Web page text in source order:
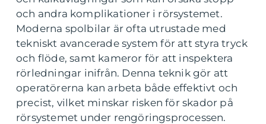
och andra komplikationer i rörsystemet.
Moderna spolbilar är ofta utrustade med
tekniskt avancerade system för att styra tryck
och flöde, samt kameror för att inspektera
rörledningar inifrån. Denna teknik gör att
operatörerna kan arbeta både effektivt och
precist, vilket minskar risken för skador på
rörsystemet under rengöringsprocessen.